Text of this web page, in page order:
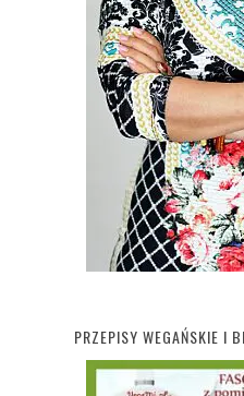
PRZEPISY WEGAŃSKIE I